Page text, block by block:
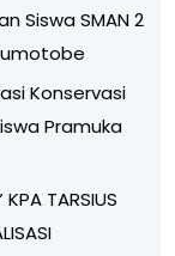
Siswa SMAN 2
Konservasi
Pramuka
KPA TARSIUS